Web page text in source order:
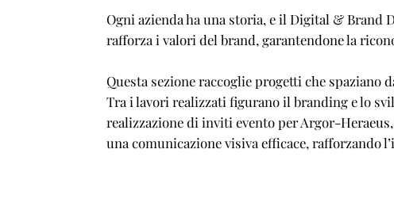
Ogni azienda ha una storia, e il Digital & Brand
rafforza i valori del brand, garantendone la
Questa sezione raccoglie progetti che
Tra i lavori realizzati figurano il branding e lo
realizzazione di inviti evento per Argor-
una comunicazione visiva efficace, rafforzando